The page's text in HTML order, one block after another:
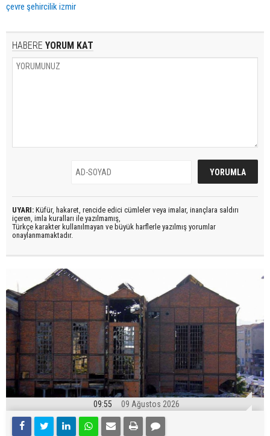
çevre şehircilik izmir
HABERE YORUM KAT
UYARI: Küfür, hakaret, rencide edici cümleler veya imalar, inançlara saldırı
içeren, imla kuralları ile yazılmamış,
Türkçe karakter kullanılmayan ve büyük harflerle yazılmış yorumlar
onaylanmamaktadır.
09:55 09 Ağustos 2026